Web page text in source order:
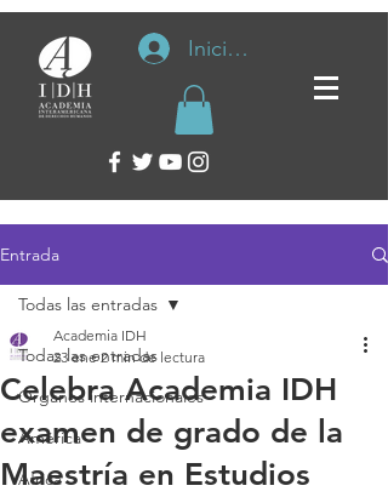
Iniciar sesión
Entrada
Todas las entradas
Organos internacionales
América
África
Todas las entradas
Celebra Academia IDH
examen de grado de la
Maestría en Estudios
Academia IDH
23 ene 2 min de lectura